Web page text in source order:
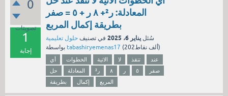
0
تصويتات
1
إجابة
المعادلة: ر²+ ٨ ر + ٥ = صفر
بطريقة إكمال المربع
سُئل يناير 6، 2025 في تصنيف حلول تعليمية
tabashiryemenas17 ( 202ألف نقاط)
أي الخطوات الاتية لا تنقذ
عند
حل
المعادلة ر² ٨ ر ٥
صفر
بطريقة
إكمال المربع